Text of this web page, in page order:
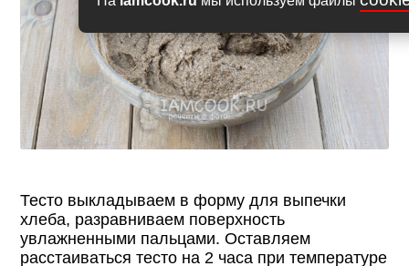
Тесто выкладываем в форму для выпечки
хлеба, разравниваем поверхность
увлажненными пальцами. Оставляем
расстаиваться тесто на 2 часа при температуре